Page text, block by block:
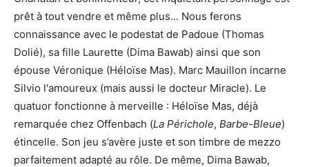
prêt à tout vendre et même plus... Nous ferons
connaissance avec le podestat de Padoue (Thomas
Dolié), sa fille Laurette (Dima Bawab) ainsi que son
épouse Véronique (Héloïse Mas). Marc Mauillon incarne
Silvio l'amoureux (mais aussi le docteur Miracle). Le
quatuor fonctionne à merveille : Héloïse Mas, déjà
remarquée chez Offenbach (La Périchole, Barbe-Bleue)
étincelle. Son jeu s’avère juste et son timbre de mezzo
parfaitement adapté au rôle. De même, Dima Bawab,